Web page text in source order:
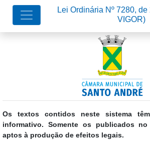
Os textos contidos neste sistema têm
informativo. Somente os publicados
aptos à produção de efeitos legais.
Lei Ordinária Nº 7280,
VIGOR)